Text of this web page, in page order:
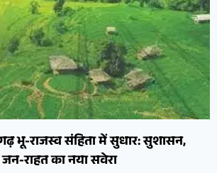
भू-राजस्व संहिता में सुधार: सुशासन,
राहत का नया सवेरा